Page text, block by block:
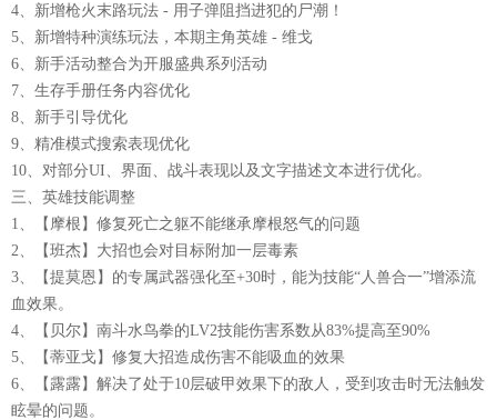
4、新增枪火末路玩法 - 用子弹阻挡进犯的尸潮！
5、新增特种演练玩法，本期主角英雄 - 维戈
6、新手活动整合为开服盛典系列活动
7、生存手册任务内容优化
8、新手引导优化
9、精准模式搜索表现优化
10、对部分UI、界面、战斗表现以及文字描述文本进行优化。
三、英雄技能调整
1、【摩根】修复死亡之躯不能继承摩根怒气的问题
2、【班杰】大招也会对目标附加一层毒素
3、【提莫恩】的专属武器强化至+30时，能为技能“人兽合一”增添流
血效果。
4、【贝尔】南斗水鸟拳的LV2技能伤害系数从83%提高至90%
5、【蒂亚戈】修复大招造成伤害不能吸血的效果
6、【露露】解决了处于10层破甲效果下的敌人，受到攻击时无法触发
眩晕的问题。